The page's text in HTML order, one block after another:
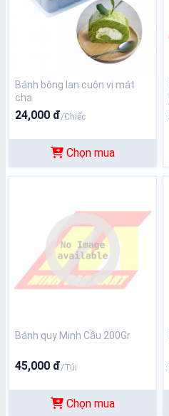
Bánh bông lan cuộn vị mát
cha
24,000 đ/Chiếc
Chọn mua
Bánh quy Minh Cầu 200Gr
45,000 đ/Túi
Chọn mua